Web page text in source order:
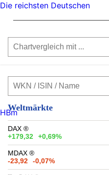
Weltmärkte
DAX ®
+179,32
+0,69%
MDAX ®
-23,92
-0,07%
Die reichsten Deutschen
HBm